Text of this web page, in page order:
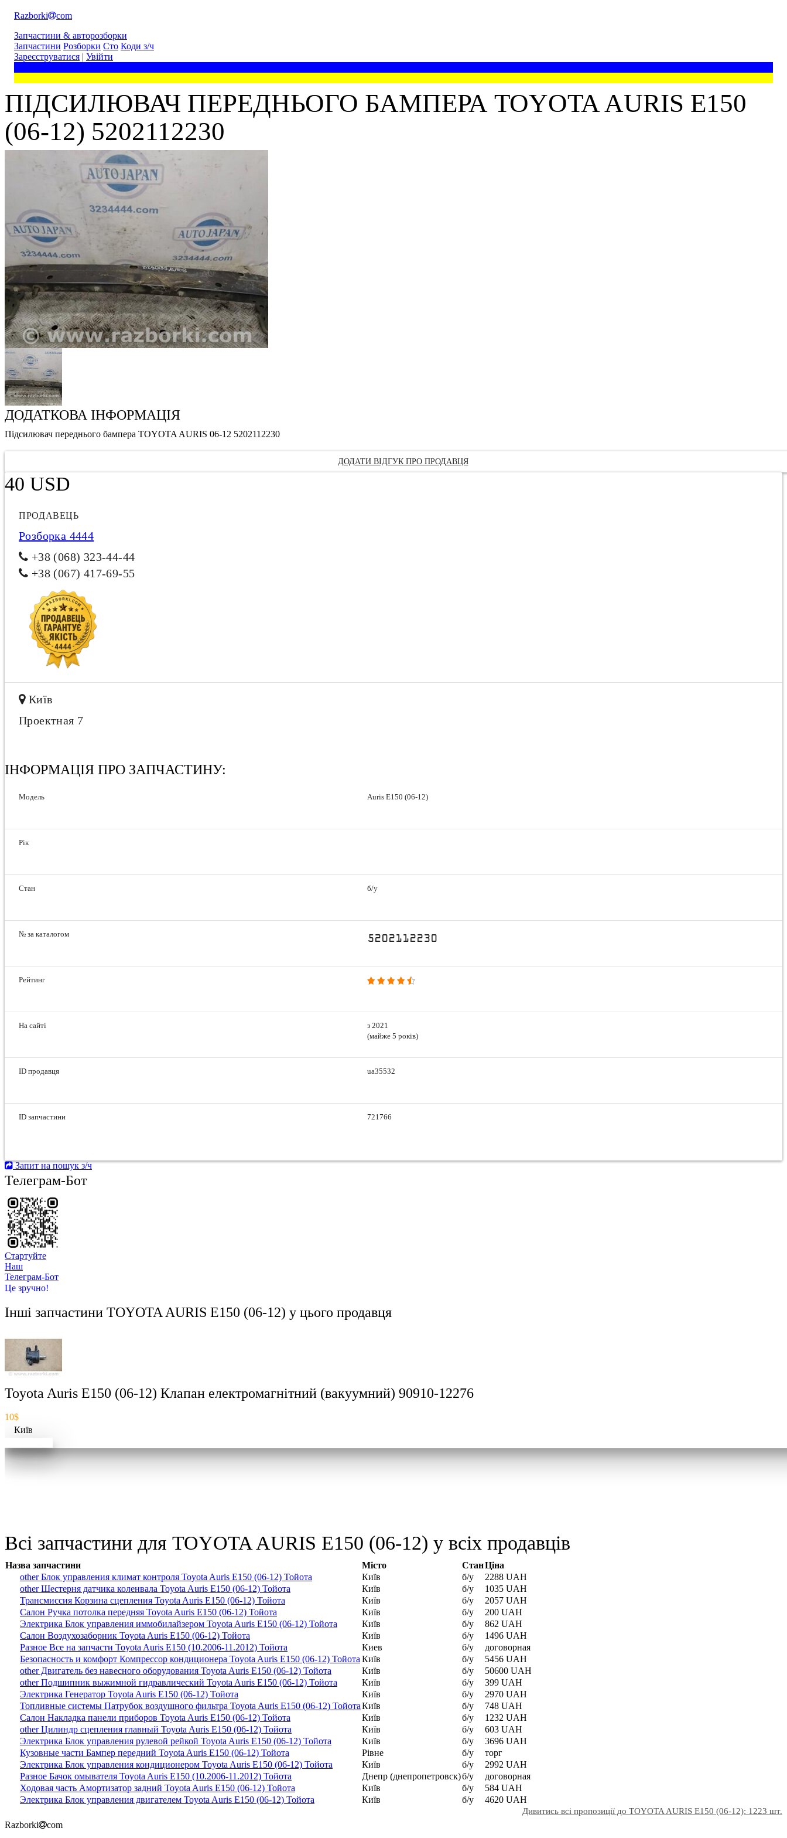
Razborki
com
Запчастини & авторозборки
Запчастини Розборки Сто Коди з/ч
Зареєструватися | Увійти
ПІДСИЛЮВАЧ ПЕРЕДНЬОГО БАМПЕРА TOYOTA AURIS E150
(06-12) 5202112230
ДОДАТКОВА ІНФОРМАЦІЯ
Підсилювач переднього бампера TOYOTA AURIS 06-12 5202112230
ДОДАТИ ВІДГУК ПРО ПРОДАВЦЯ
40 USD
ПРОДАВЕЦЬ
Розборка 4444
+38 (068) 323-44-44
+38 (067) 417-69-55
Київ
Проектная 7
ІНФОРМАЦІЯ ПРО ЗАПЧАСТИНУ:
Модель Auris E150 (06-12)
Рік
Стан б/у
№ за каталогом 5202112230
Рейтинг
На сайті
з 2021
(майже 5 років)
ID продавця ua35532
ID запчастини 721766
Запит на пошук з/ч
Телеграм-Бот
Стартуйте
Hаш
Телеграм-Бот
Це зручно!
Інші запчастини TOYOTA AURIS E150 (06-12) у цього продавця
Toyota Auris E150 (06-12) Клапан електромагнітний (вакуумний) 90910-12276
10$
Київ
Всі запчастини для TOYOTA AURIS E150 (06-12) у всіх продавців
Назва запчастини Місто СтанЦіна
other Блок управления климат контроля Toyota Auris E150 (06-12) Тойота
Київ б/у
2288 UAH
other Шестерня датчика коленвала Toyota Auris E150 (06-12) Тойота
Київ б/у
1035 UAH
Трансмиссия Корзина сцепления Toyota Auris E150 (06-12) Тойота
Київ б/у
2057 UAH
Салон Ручка потолка передняя Toyota Auris E150 (06-12) Тойота
Київ б/у
200 UAH
Электрика Блок управления иммобилайзером Toyota Auris E150 (06-12) Тойота
Київ б/у
862 UAH
Салон Воздухозаборник Toyota Auris E150 (06-12) Тойота
Київ б/у
1496 UAH
Разное Все на запчасти Toyota Auris E150 (10.2006-11.2012) Тойота
Киев б/у
договорная
Безопасность и комфорт Компрессор кондиционера Toyota Auris E150 (06-12) Тойота Київ б/у
5456 UAH
other Двигатель без навесного оборудования Toyota Auris E150 (06-12) Тойота
Київ б/у
50600 UAH
other Подшипник выжимной гидравлический Toyota Auris E150 (06-12) Тойота
Київ б/у
399 UAH
Электрика Генератор Toyota Auris E150 (06-12) Тойота
Київ б/у
2970 UAH
Топливные системы Патрубок воздушного фильтра Toyota Auris E150 (06-12) ТойотаКиїв б/у
748 UAH
Салон Накладка панели приборов Toyota Auris E150 (06-12) Тойота
Київ б/у
1232 UAH
other Цилиндр сцепления главный Toyota Auris E150 (06-12) Тойота
Київ б/у
603 UAH
Электрика Блок управления рулевой рейкой Toyota Auris E150 (06-12) Тойота
Київ б/у
3696 UAH
Кузовные части Бампер передний Toyota Auris E150 (06-12) Тойота
Рівне б/у
торг
Электрика Блок управления кондиционером Toyota Auris E150 (06-12) Тойота
Київ б/у
2992 UAH
Разное Бачок омывателя Toyota Auris E150 (10.2006-11.2012) Тойота
Днепр (днепропетровск)б/у
договорная
Ходовая часть Амортизатор задний Toyota Auris E150 (06-12) Тойота
Київ б/у
584 UAH
Электрика Блок управления двигателем Toyota Auris E150 (06-12) Тойота
Київ б/у 4620 UAH
Дивитись всі пропозиції до TOYOTA AURIS E150 (06-12): 1223 шт.
Razborki com